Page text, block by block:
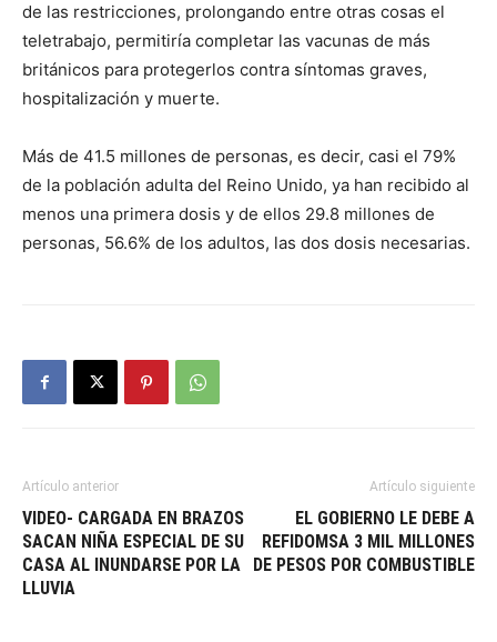
de las restricciones, prolongando entre otras cosas el
teletrabajo, permitiría completar las vacunas de más
británicos para protegerlos contra síntomas graves,
hospitalización y muerte.
Más de 41.5 millones de personas, es decir, casi el 79%
de la población adulta del Reino Unido, ya han recibido al
menos una primera dosis y de ellos 29.8 millones de
personas, 56.6% de los adultos, las dos dosis necesarias.
Artículo anterior
VIDEO- CARGADA EN BRAZOS
SACAN NIÑA ESPECIAL DE SU
CASA AL INUNDARSE POR LA
LLUVIA
Artículo siguiente
EL GOBIERNO LE DEBE A
REFIDOMSA 3 MIL MILLONES
DE PESOS POR COMBUSTIBLE